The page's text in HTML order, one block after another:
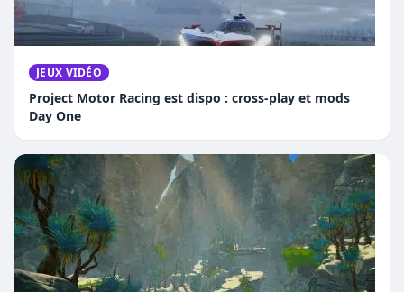
JEUX VIDÉO
Project Motor Racing est dispo : cross-play et mods
Day One